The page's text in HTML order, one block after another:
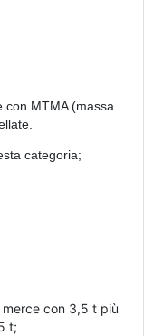
MTMA (massa
categoria;
con 3,5 t più
t;